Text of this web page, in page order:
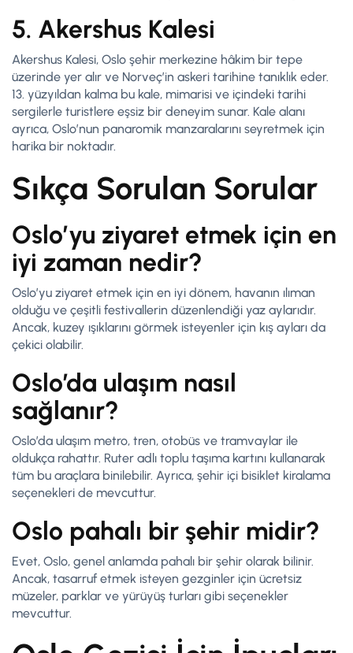
5. Akershus Kalesi
Akershus Kalesi, Oslo şehir merkezine hâkim bir tepe
üzerinde yer alır ve Norveç’in askeri tarihine tanıklık eder.
13. yüzyıldan kalma bu kale, mimarisi ve içindeki tarihi
sergilerle turistlere eşsiz bir deneyim sunar. Kale alanı
ayrıca, Oslo’nun panaromik manzaralarını seyretmek için
harika bir noktadır.
Sıkça Sorulan Sorular
Oslo’yu ziyaret etmek için en
iyi zaman nedir?
Oslo’yu ziyaret etmek için en iyi dönem, havanın ılıman
olduğu ve çeşitli festivallerin düzenlendiği yaz aylarıdır.
Ancak, kuzey ışıklarını görmek isteyenler için kış ayları da
çekici olabilir.
Oslo’da ulaşım nasıl
sağlanır?
Oslo’da ulaşım metro, tren, otobüs ve tramvaylar ile
oldukça rahattır. Ruter adlı toplu taşıma kartını kullanarak
tüm bu araçlara binilebilir. Ayrıca, şehir içi bisiklet kiralama
seçenekleri de mevcuttur.
Oslo pahalı bir şehir midir?
Evet, Oslo, genel anlamda pahalı bir şehir olarak bilinir.
Ancak, tasarruf etmek isteyen gezginler için ücretsiz
müzeler, parklar ve yürüyüş turları gibi seçenekler
mevcuttur.